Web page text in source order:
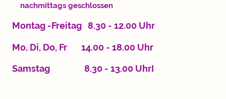
nachmittags geschlossen
Montag -Freitag 8.30 - 12.00 Uhr
Mo, Di, Do, Fr 14.00 - 18.00 Uhr
Samstag 8.30 - 13.00 UhrI